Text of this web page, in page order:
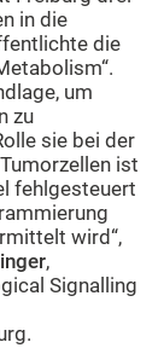
in die
die
um
zu
sie bei der
ist
fehlgesteuert
wird“,
,
Signalling